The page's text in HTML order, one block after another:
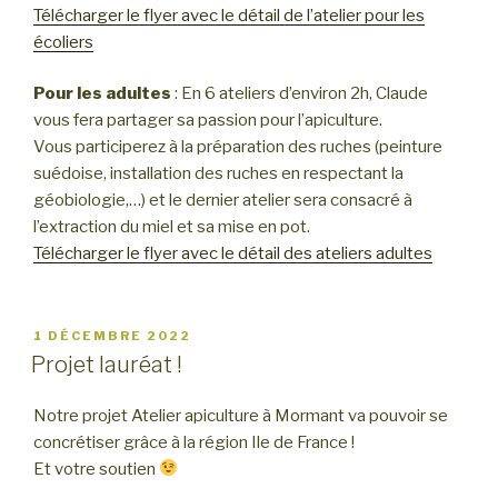
Télécharger le flyer avec le détail de l’atelier pour les
écoliers
Pour les adultes : En 6 ateliers d’environ 2h, Claude
vous fera partager sa passion pour l’apiculture.
Vous participerez à la préparation des ruches (peinture
suédoise, installation des ruches en respectant la
géobiologie,…) et le dernier atelier sera consacré à
l’extraction du miel et sa mise en pot.
Télécharger le flyer avec le détail des ateliers adultes
PUBLIÉ
LE
1 DÉCEMBRE 2022
Projet lauréat !
Notre projet Atelier apiculture à Mormant va pouvoir se
concrétiser grâce à la région Ile de France !
Et votre soutien